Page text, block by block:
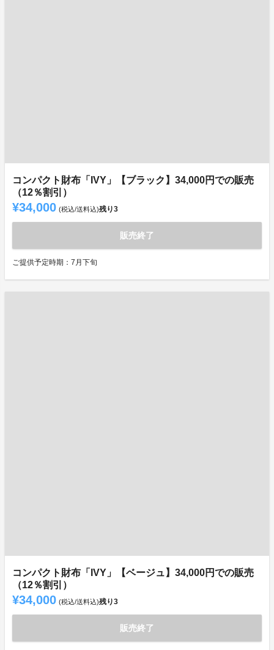
コンパクト財布「IVY」【ブラック】34,000円での販売
（12％割引）
¥34,000 (税込/送料込)残り3
販売終了
ご提供予定時期：7月下旬
コンパクト財布「IVY」【ベージュ】34,000円での販売
（12％割引）
¥34,000 (税込/送料込)残り3
販売終了